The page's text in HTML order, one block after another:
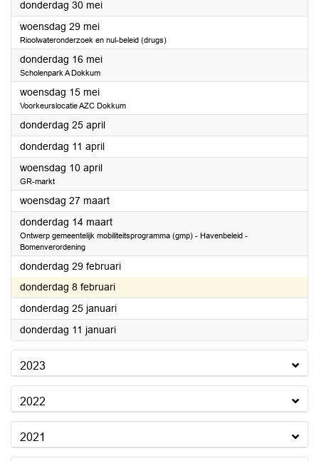
donderdag 30 mei2024
woensdag 29 mei2024
Rioolwateronderzoek en nul-beleid (drugs)
donderdag 16 mei2024
Scholenpark A Dokkum
woensdag 15 mei2024
Voorkeurslocatie AZC Dokkum
donderdag 25 april2024
donderdag 11 april2024
woensdag 10 april2024
GR-markt
woensdag 27 maart2024
donderdag 14 maart2024
Ontwerp gemeentelijk mobiliteitsprogramma (gmp) - Havenbeleid -
Bomenverordening
donderdag 29 februari2024
donderdag 8 februari2024
donderdag 25 januari2024
donderdag 11 januari2024
2023
2022
2021